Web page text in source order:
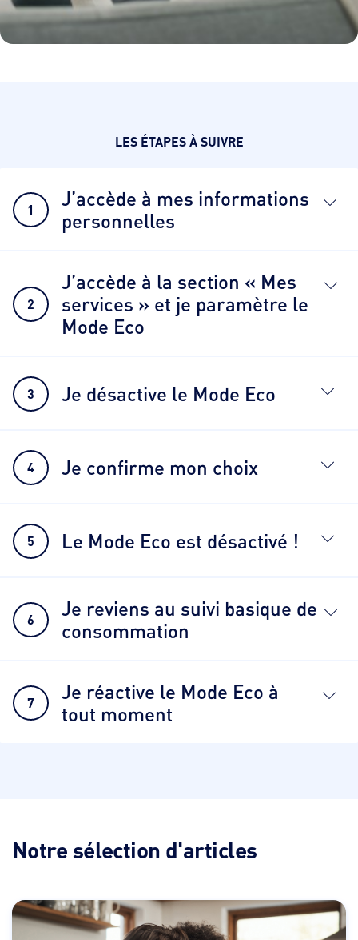
LES ÉTAPES À SUIVRE
1
J’accède à mes informations
personnelles
2
J’accède à la section « Mes
services » et je paramètre le
Mode Eco
3 Je désactive le Mode Eco
4 Je confirme mon choix
5 Le Mode Eco est désactivé !
6
Je reviens au suivi basique de
consommation
7
Je réactive le Mode Eco à
tout moment
Notre sélection d'articles